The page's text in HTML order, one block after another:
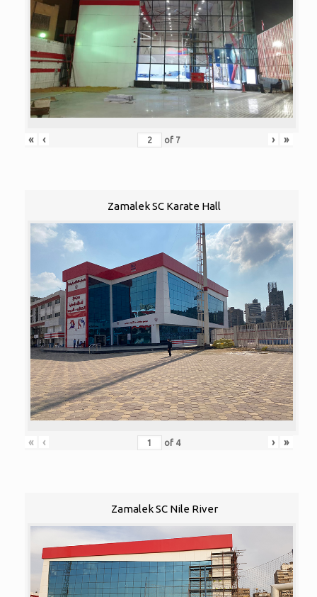
« ‹ of 7 › »
Zamalek SC Karate Hall
« ‹ of 4 › »
Zamalek SC Nile River